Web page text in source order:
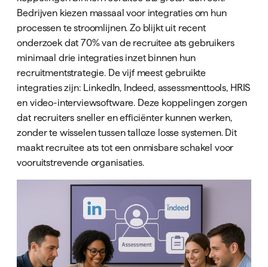
Bedrijven kiezen massaal voor integraties om hun
processen te stroomlijnen. Zo blijkt uit recent
onderzoek dat 70% van de recruitee ats gebruikers
minimaal drie integraties inzet binnen hun
recruitmentstrategie. De vijf meest gebruikte
integraties zijn: LinkedIn, Indeed, assessmenttools, HRIS
en video-interviewsoftware. Deze koppelingen zorgen
dat recruiters sneller en efficiënter kunnen werken,
zonder te wisselen tussen talloze losse systemen. Dit
maakt recruitee ats tot een onmisbare schakel voor
vooruitstrevende organisaties.